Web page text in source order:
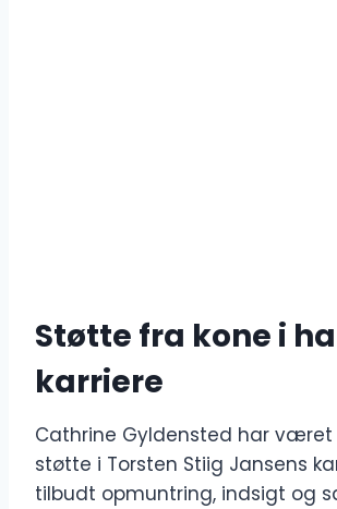
Støtte fra kone i
karriere
Cathrine Gyldensted har
støtte i Torsten Stiig Jansens
tilbudt opmuntring, indsigt og